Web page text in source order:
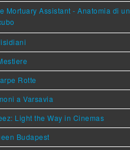
Mortuary Assistant - Anatomia di un
Rotte
a Varsavia
Light the Way in Cinemas
Budapest